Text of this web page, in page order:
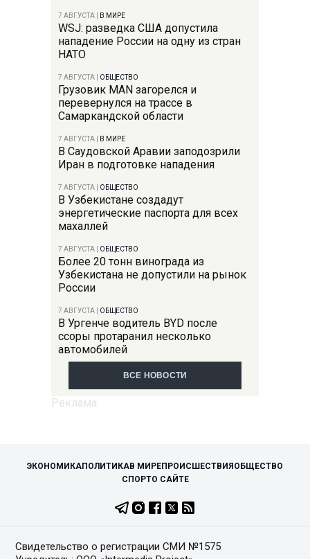
7 АВГУСТА В МИРЕ
WSJ: разведка США допустила
нападение России на одну из стран
НАТО
7 АВГУСТА ОБЩЕСТВО
Грузовик MAN загорелся и
перевернулся на трассе в
Самаркандской области
7 АВГУСТА В МИРЕ
В Саудовской Аравии заподозрили
Иран в подготовке нападения
7 АВГУСТА ОБЩЕСТВО
В Узбекистане создадут
энергетические паспорта для всех
махаллей
7 АВГУСТА ОБЩЕСТВО
Более 20 тонн винограда из
Узбекистана не допустили на рынок
России
7 АВГУСТА ОБЩЕСТВО
В Ургенче водитель BYD после
ссоры протаранил несколько
автомобилей
ВСЕ НОВОСТИ
ЭКОНОМИКАПОЛИТИКАВ МИРЕПРОИСШЕСТВИЯОБЩЕСТВО
СПОРТО САЙТЕ
Свидетельство о регистрации СМИ №1575